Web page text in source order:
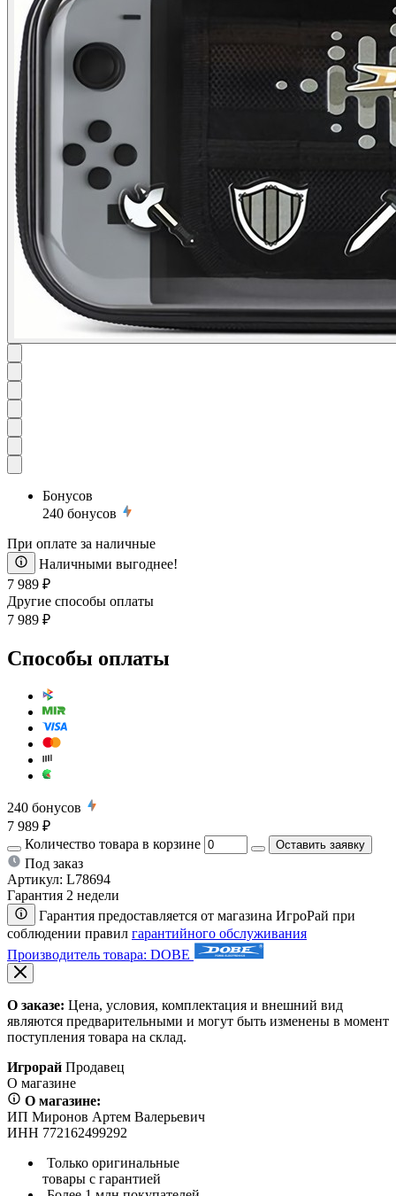
Бонусов
240 бонусов
При оплате за наличные
Наличными выгоднее!
7 989 ₽
Другие способы оплаты
7 989 ₽
Способы оплаты
240 бонусов
7 989 ₽
Количество товара в корзине
Оставить заявку
Под заказ
Артикул: L78694
Гарантия 2 недели
Гарантия предоставляется от магазина ИгроРай при
соблюдении правил гарантийного обслуживания
Производитель товара: DOBE
О заказе: Цена, условия, комплектация и внешний вид
являются предварительными и могут быть изменены в момент
поступления товара на склад.
Игрорай Продавец
О магазине
О магазине:
ИП Миронов Артем Валерьевич
ИНН 772162499292
Только оригинальные
товары с гарантией